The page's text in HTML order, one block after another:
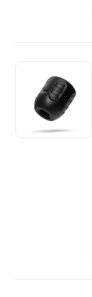
Количество